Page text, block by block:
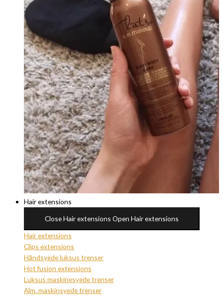
Hair extensions
Close Hair extensions Open Hair extensions
Hair extensions
Clips extensions
Håndsyede luksus trenser
Hot fusion extensions
Luksus maskinesyede trenser
Alm. maskinsyede trenser